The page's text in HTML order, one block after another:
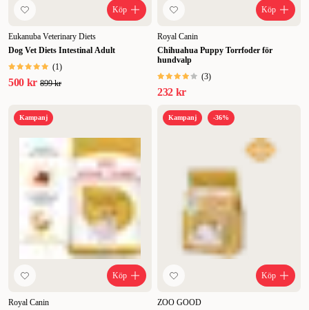
Köp
Eukanuba Veterinary Diets
Dog Vet Diets Intestinal Adult
(1)
500 kr 899 kr
Köp
Royal Canin
Chihuahua Puppy Torrfoder för
hundvalp
(3)
232 kr
Kampanj
Köp
Royal Canin
Kampanj -36%
Köp
ZOO GOOD